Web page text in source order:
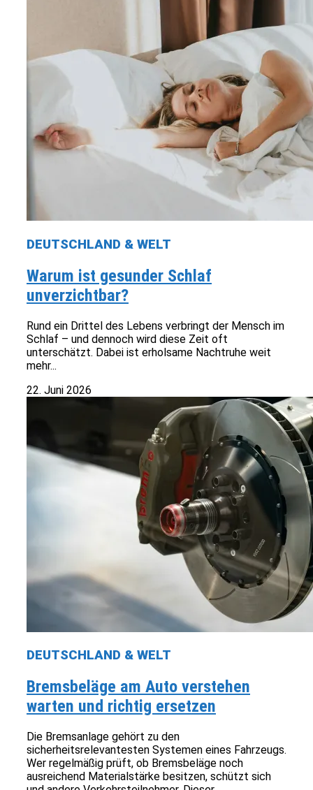
DEUTSCHLAND & WELT
Warum ist gesunder Schlaf
unverzichtbar?
Rund ein Drittel des Lebens verbringt der Mensch im
Schlaf – und dennoch wird diese Zeit oft
unterschätzt. Dabei ist erholsame Nachtruhe weit
mehr...
22. Juni 2026
DEUTSCHLAND & WELT
Bremsbeläge am Auto verstehen
warten und richtig ersetzen
Die Bremsanlage gehört zu den
sicherheitsrelevantesten Systemen eines Fahrzeugs.
Wer regelmäßig prüft, ob Bremsbeläge noch
ausreichend Materialstärke besitzen, schützt sich